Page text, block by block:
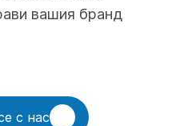
вашия бранд
с нас